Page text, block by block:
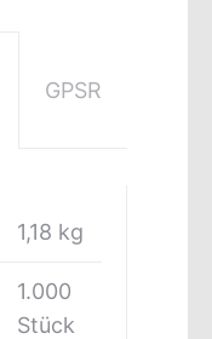
GPSR
1,18 kg
1.000
Stück